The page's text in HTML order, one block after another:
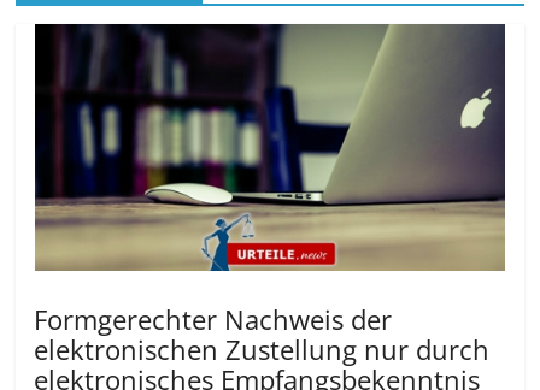
Formgerechter Nachweis der
elektronischen Zustellung nur durch
elektronisches Empfangsbekenntnis